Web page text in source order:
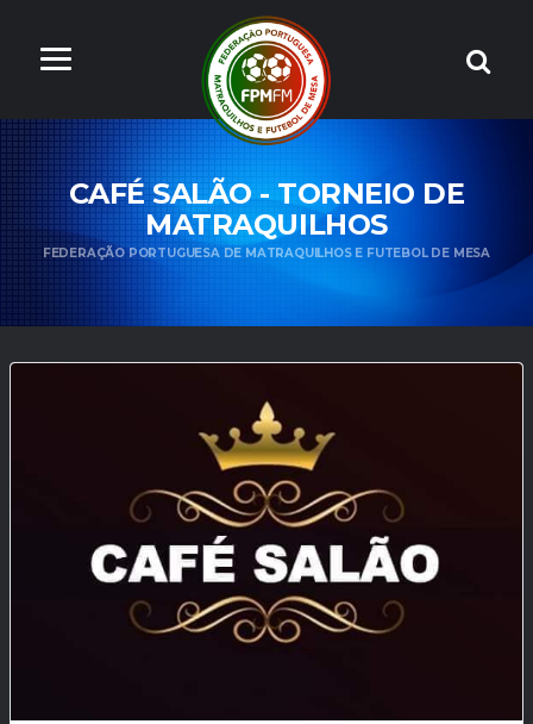
CAFÉ SALÃO - TORNEIO DE
MATRAQUILHOS
FEDERAÇÃO PORTUGUESA DE MATRAQUILHOS E FUTEBOL DE MESA